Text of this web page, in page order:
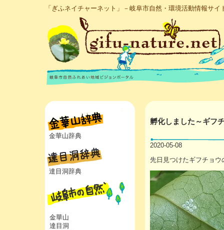
「ぎふネイチャーネット」－岐阜市自然・環境活動情報サイ
金華山辞典
達目洞辞典
金華山
達目洞
孵化しました～ギフ
2020-05-08
先日見つけたギフチョ